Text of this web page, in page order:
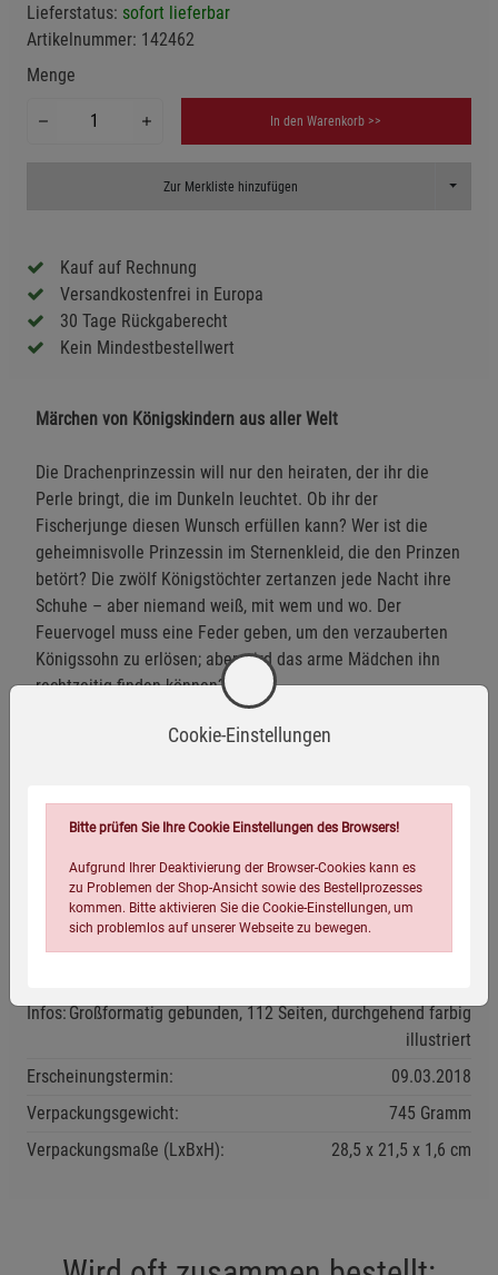
Lieferstatus: sofort lieferbar
Artikelnummer: 142462
Menge
In den Warenkorb >>
Zur Merkliste hinzufügen Toggle
Kauf auf Rechnung
Versandkostenfrei in Europa
30 Tage Rückgaberecht
Kein Mindestbestellwert
Märchen von Königskindern aus aller Welt
Die Drachenprinzessin will nur den heiraten, der ihr die
Perle bringt, die im Dunkeln leuchtet. Ob ihr der
Fischerjunge diesen Wunsch erfüllen kann? Wer ist die
geheimnisvolle Prinzessin im Sternenkleid, die den Prinzen
betört? Die zwölf Königstöchter zertanzen jede Nacht ihre
Schuhe – aber niemand weiß, mit wem und wo. Der
Feuervogel muss eine Feder geben, um den verzauberten
Königssohn zu erlösen; aber wird das arme Mädchen ihn
rechtzeitig finden können?
Weltbekannte Märchen, neu erzählt von Käthe Recheis.
Eigenschaften
Verlag / Herausgeber:
Infos:Großformatig gebunden, 112 Seiten, durchgehend farbig
illustriert
Erscheinungstermin:
09.03.2018
Verpackungsgewicht:
745 Gramm
Verpackungsmaße (LxBxH):
28,5 21,5 1,6 cm
Cookie-Einstellungen
Bitte prüfen Sie Ihre Cookie Einstellungen des Browsers!
Aufgrund Ihrer Deaktivierung der Browser-Cookies kann es
zu Problemen der Shop-Ansicht sowie des Bestellprozesses
kommen. Bitte aktivieren Sie die Cookie-Einstellungen, um
sich problemlos auf unserer Webseite zu bewegen.
Einstellungen speichern für die Gruppe
Notwendige Cookies (5)